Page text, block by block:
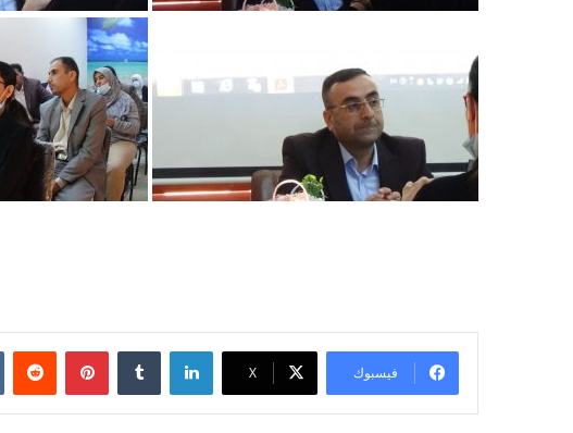
فيسبوك ‫X
لينكدإن بينتيريست